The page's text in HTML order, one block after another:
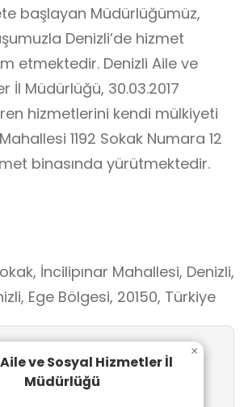
başlayan Müdürlüğümüz,
Denizli’de hizmet
etmektedir. Denizli Aile ve
İl Müdürlüğü, 30.03.2017
hizmetlerini kendi mülkiyeti
1192 Sokak Numara 12
binasında yürütmektedir.
İncilipınar Mahallesi, Denizli,
Ege Bölgesi, 20150, Türkiye
ve Sosyal Hizmetler İl
Müdürlüğü
×